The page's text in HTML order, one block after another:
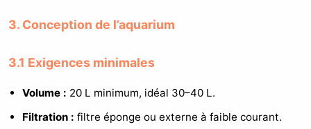
3. Conception de l’aquarium
3.1 Exigences minimales
Volume : 20 L minimum, idéal 30–40 L.
Filtration : filtre éponge ou externe à faible courant.